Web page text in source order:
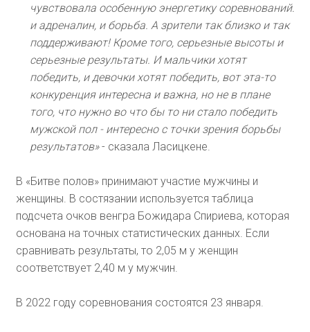
чувствовала особенную энергетику соревнований:
и адреналин, и борьба. А зрители так близко и так
поддерживают! Кроме того, серьезные высоты и
серьезные результаты. И мальчики хотят
победить, и девочки хотят победить, вот эта-то
конкуренция интересна и важна, но не в плане
того, что нужно во что бы то ни стало победить
мужской пол - интересно с точки зрения борьбы
результатов»- сказала Ласицкене.
В «Битве полов» принимают участие мужчины и
женщины. В состязании используется таблица
подсчета очков венгра Божидара Спириева, которая
основана на точных статистических данных. Если
сравнивать результаты, то 2,05 м у женщин
соответствует 2,40 м у мужчин.
В 2022 году соревнования состоятся 23 января.